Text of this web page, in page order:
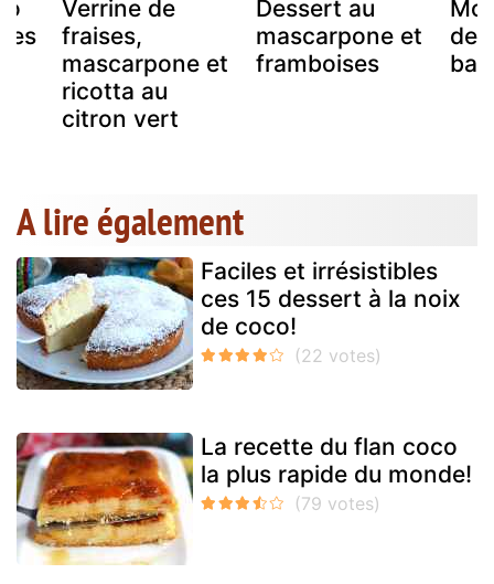
Verrine de
fraises,
mascarpone et
ricotta au
citron vert
Dessert au
mascarpone et
framboises
de
A lire également
Faciles et irrésistibles
ces 15 dessert à la noix
de coco!
La recette du flan coco
la plus rapide du monde!